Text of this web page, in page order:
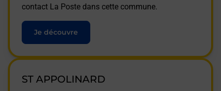
contact La Poste dans cette commune.
Je découvre
ST APPOLINARD